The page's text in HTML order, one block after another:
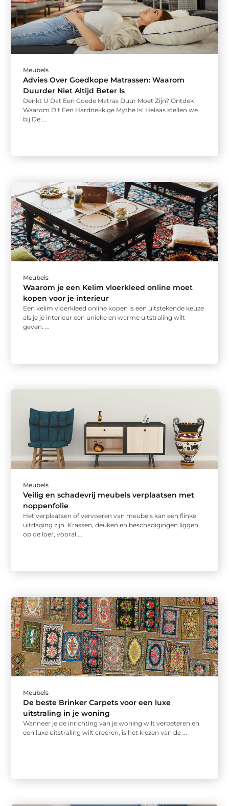
Meubels
Advies Over Goedkope Matrassen: Waarom
Duurder Niet Altijd Beter Is
Denkt U Dat Een Goede Matras Duur Moet Zijn? Ontdek
Waarom Dit Een Hardnekkige Mythe Is! Helaas stellen we
bij De ...
Meubels
Waarom je een Kelim vloerkleed online moet
kopen voor je interieur
Een kelim vloerkleed online kopen is een uitstekende keuze
als je je interieur een unieke en warme uitstraling wilt
geven. ...
Meubels
Veilig en schadevrij meubels verplaatsen met
noppenfolie
Het verplaatsen of vervoeren van meubels kan een flinke
uitdaging zijn. Krassen, deuken en beschadigingen liggen
op de loer, vooral ...
Meubels
De beste Brinker Carpets voor een luxe
uitstraling in je woning
Wanneer je de inrichting van je woning wilt verbeteren en
een luxe uitstraling wilt creëren, is het kiezen van de ...